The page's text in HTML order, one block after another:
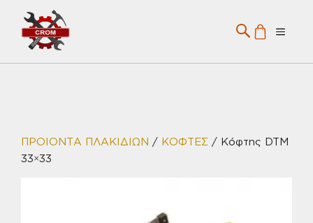
Μετάβαση
περιεχόμενο
Menu
ΠΡΟΙΟΝΤΑ ΠΛΑΚΙΔΙΩΝ / ΚΟΦΤΕΣ / Κόφτης DTM
33×33